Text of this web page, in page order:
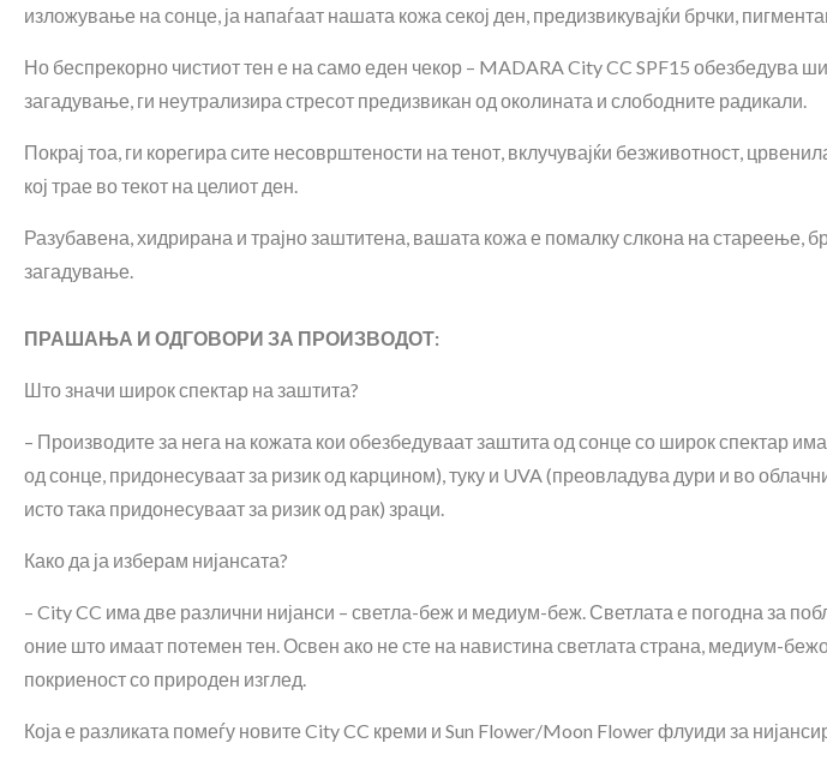
изложување на сонце, ја напаѓаат нашата кожа секој ден, предизвикувајќи брчки,
Но беспрекорно чистиот тен е на само еден чекор – MADARA City CC SPF15 обезбедува
загадување, ги неутрализира стресот предизвикан од околината и слободните радикали.
Покрај тоа, ги корегира сите несоврштености на тенот, вклучувајќи безживотност,
кој трае во текот на целиот ден.
Разубавена, хидрирана и трајно заштитена, вашата кожа е помалку слкона на стареење,
загадување.
ПРАШАЊА И ОДГОВОРИ ЗА ПРОИЗВОДОТ:
Што значи широк спектар на заштита?
– Производите за нега на кожата кои обезбедуваат заштита од сонце со широк спектар
од сонце, придонесуваат за ризик од карцином), туку и UVA (преовладува дури и во
исто така придонесуваат за ризик од рак) зраци.
Како да ја изберам нијансата?
– City CC има две различни нијанси – светла-беж и медиум-беж. Светлата е погодна за
оние што имаат потемен тен. Освен ако не сте на навистина светлата страна, медиум-
покриеност со природен изглед.
Која е разликата помеѓу новите City CC креми и Sun Flower/Moon Flower флуиди за